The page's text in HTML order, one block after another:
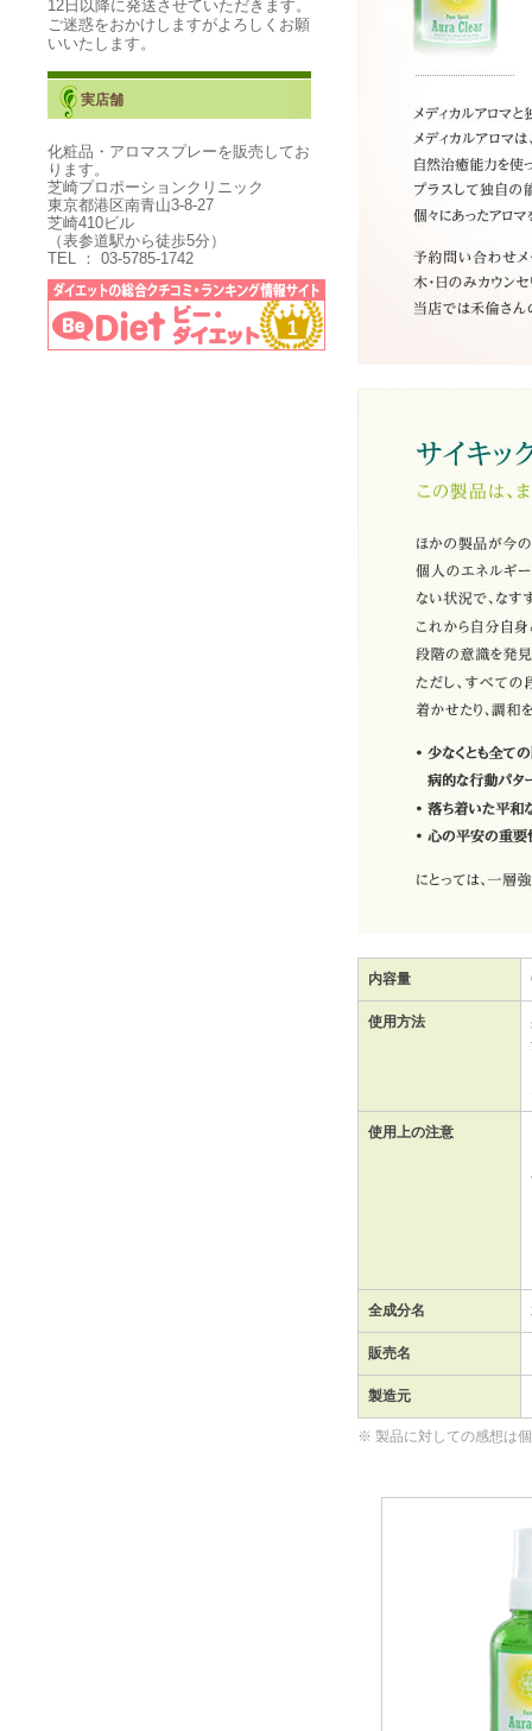
12日以降に発送させていただきます。
ご迷惑をおかけしますがよろしくお願
いいたします。
実店舗
化粧品・アロマスプレーを販売してお
ります。
芝崎プロポーションクリニック
東京都港区南青山3-8-27
芝崎410ビル
（表参道駅から徒歩5分）
TEL ： 03-5785-1742
内容量
使用方法
使用上の注意
全成分名
販売名
製造元
※ 製品に対しての感想は